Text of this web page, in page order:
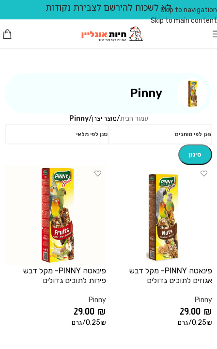
Skip to navigation
Skip to main content
לא לשכוח להירשם לצבירת נקודות
Pinny
עמוד הבית/מוצר יצרן/
Pinny
סנן לפי מותגים סנן לפי מלאי
סינון
פינאטה PINNY- מקל דבש
אגוזים לתוכים גדולים
Pinny
29.00 ₪
0.25₪/גרם
פינאטה PINNY- מקל דבש
פירות לתוכים גדולים
Pinny
29.00 ₪
0.25₪/גרם